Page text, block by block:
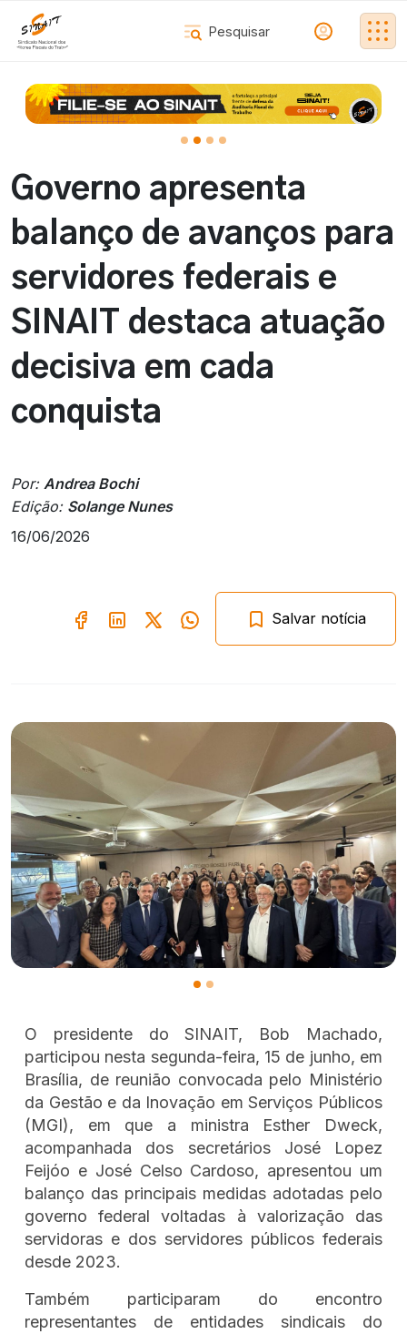
Governo apresenta
balanço de avanços para
servidores federais e
SINAIT destaca atuação
decisiva em cada
conquista
Por: Andrea Bochi
Edição: Solange Nunes
16/06/2026
Salvar notícia
O presidente do SINAIT, Bob Machado,
participou nesta segunda-feira, 15 de junho, em
Brasília, de reunião convocada pelo Ministério
da Gestão e da Inovação em Serviços Públicos
(MGI), em que a ministra Esther Dweck,
acompanhada dos secretários José Lopez
Feijóo e José Celso Cardoso, apresentou um
balanço das principais medidas adotadas pelo
governo federal voltadas à valorização das
servidoras e dos servidores públicos federais
desde 2023.
Também participaram do encontro
representantes de entidades sindicais do